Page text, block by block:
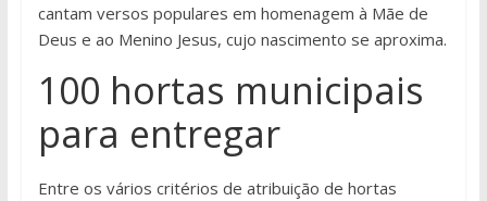
cantam versos populares em homenagem à Mãe de
Deus e ao Menino Jesus, cujo nascimento se aproxima.
100 hortas municipais
para entregar
Entre os vários critérios de atribuição de hortas